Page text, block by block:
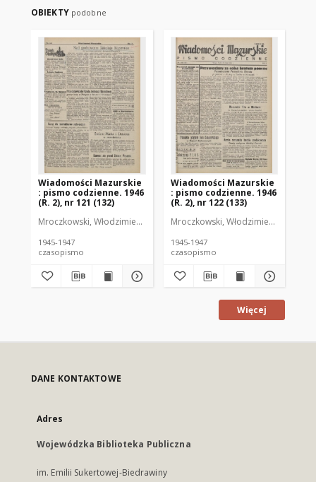
OBIEKTY podobne
Wiadomości Mazurskie
: pismo codzienne. 1946
(R. 2), nr 121 (132)
Mroczkowski, Włodzimierz (1902-1971). Redaktor
1945-1947
czasopismo
Wiadomości Mazurskie
: pismo codzienne. 1946
(R. 2), nr 122 (133)
Mroczkowski, Włodzimierz (1902-
1945-1947
czasopismo
Więcej
DANE KONTAKTOWE
Adres
Wojewódzka Biblioteka Publiczna
im. Emilii Sukertowej-Biedrawiny